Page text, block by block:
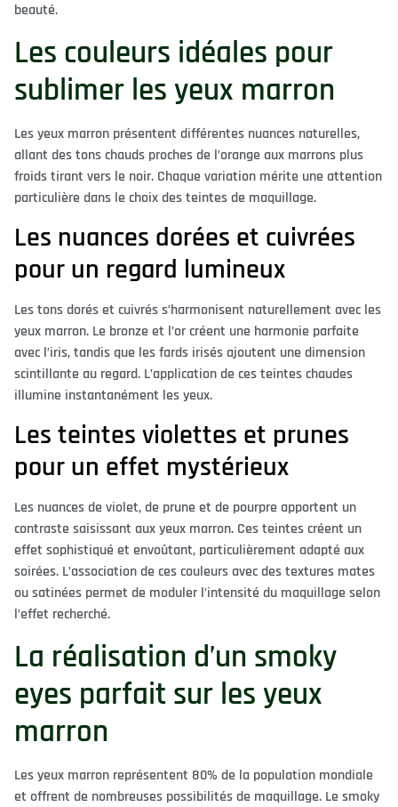
beauté.
Les couleurs idéales pour
sublimer les yeux marron
Les yeux marron présentent différentes nuances naturelles,
allant des tons chauds proches de l’orange aux marrons plus
froids tirant vers le noir. Chaque variation mérite une attention
particulière dans le choix des teintes de maquillage.
Les nuances dorées et cuivrées
pour un regard lumineux
Les tons dorés et cuivrés s’harmonisent naturellement avec les
yeux marron. Le bronze et l’or créent une harmonie parfaite
avec l’iris, tandis que les fards irisés ajoutent une dimension
scintillante au regard. L’application de ces teintes chaudes
illumine instantanément les yeux.
Les teintes violettes et prunes
pour un effet mystérieux
Les nuances de violet, de prune et de pourpre apportent un
contraste saisissant aux yeux marron. Ces teintes créent un
effet sophistiqué et envoûtant, particulièrement adapté aux
soirées. L’association de ces couleurs avec des textures mates
ou satinées permet de moduler l’intensité du maquillage selon
l’effet recherché.
La réalisation d’un smoky
eyes parfait sur les yeux
marron
Les yeux marron représentent 80% de la population mondiale
et offrent de nombreuses possibilités de maquillage. Le smoky